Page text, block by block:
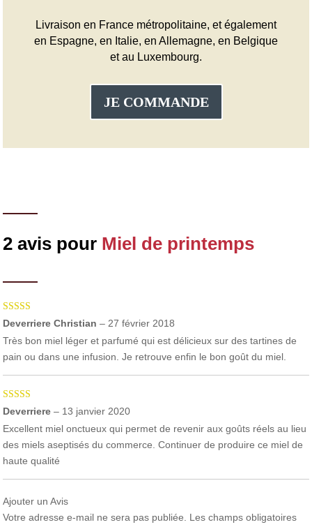
Livraison en France métropolitaine, et également
en Espagne, en Italie, en Allemagne, en Belgique
et au Luxembourg.
JE COMMANDE
2 avis pour Miel de printemps
Note5sur 5
Deverriere Christian– 27 février 2018
Très bon miel léger et parfumé qui est délicieux sur des tartines de
pain ou dans une infusion. Je retrouve enfin le bon goût du miel.
Note5sur 5
Deverriere– 13 janvier 2020
Excellent miel onctueux qui permet de revenir aux goûts réels au lieu
des miels aseptisés du commerce. Continuer de produire ce miel de
haute qualité
Ajouter un Avis
Votre adresse e-mail ne sera pas publiée.
Les champs obligatoires